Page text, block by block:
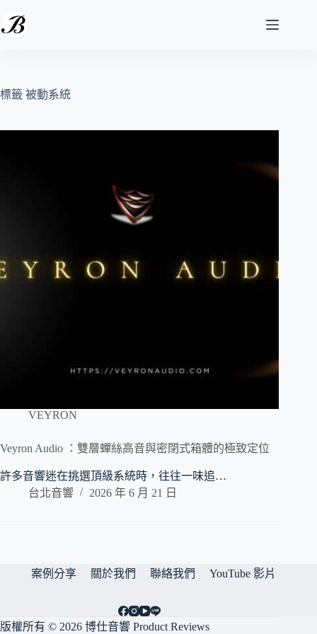
至
容
標籤 被動系統
VEYRON
Veyron Audio ：雙層蟬絲高音與密閉式箱體的極致定位
許多音響迷在挑選頂級系統時，往往一味追…
台北音響
2026 年 6 月 21 日
案例分享 關於我們 聯絡我們 YouTube 影片
版權所有 © 2026 博仕音響 Product Reviews